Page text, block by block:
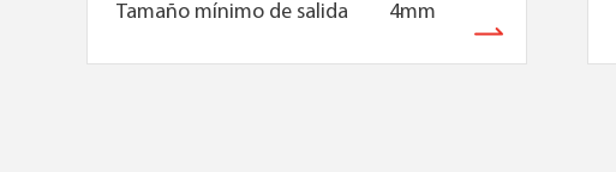
Tamaño mínimo de salida
4mm